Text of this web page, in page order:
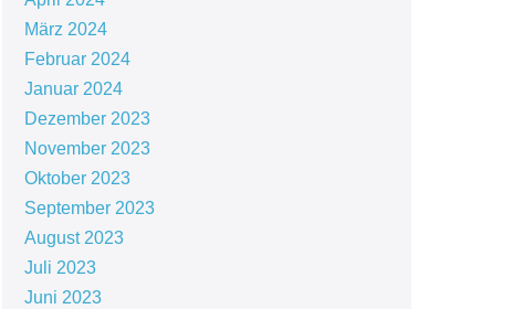
März 2024
Februar 2024
Januar 2024
Dezember 2023
November 2023
Oktober 2023
September 2023
August 2023
Juli 2023
Juni 2023